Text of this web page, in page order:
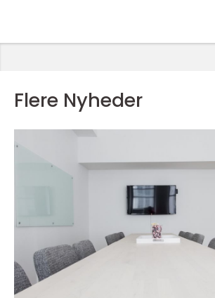
Flere Nyheder